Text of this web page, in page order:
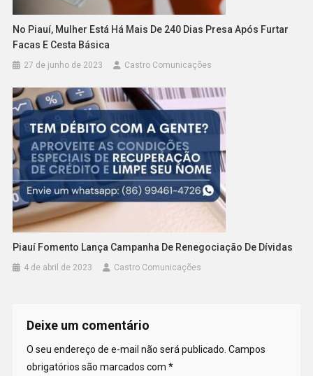
No Piauí, Mulher Está Há Mais De 240 Dias Presa Após Furtar
Facas E Cesta Básica
27 de junho de 2023 Castro Comunicações
Piauí Fomento Lança Campanha De Renegociação De Dívidas
4 de abril de 2023 Castro Comunicações
Deixe um comentário
O seu endereço de e-mail não será publicado. Campos
obrigatórios são marcados com *